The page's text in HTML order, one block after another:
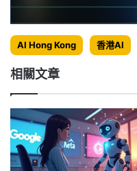
AI Hong Kong 香港AI
相關文章